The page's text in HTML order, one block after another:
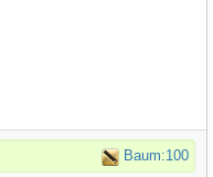
Baum:100